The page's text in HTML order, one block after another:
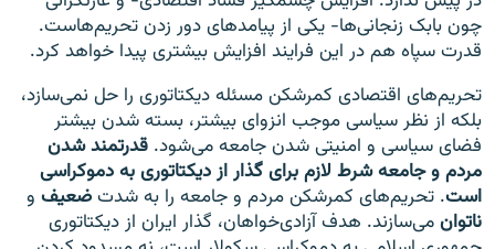
چون بابک زنجانی‌ها- یکی از پیامدهای دور زدن تحریم‌هاست.
قدرت سپاه هم در این فرایند افزایش بیشتری پیدا خواهد کرد.
تحریم‌های اقتصادی کمرشکن مسئله دیکتاتوری را حل نمی‌سازد،
بلکه از نظر سیاسی موجب انزوای بیشتر، بسته شدن بیشتر
فضای سیاسی و امنیتی شدن جامعه می‌شود. قدرتمند شدن
مردم و جامعه شرط لازم برای گذار از دیکتاتوری به دموکراسی
است. تحریم‌های کمرشکن مردم و جامعه را به شدتضعیف و
ناتوانمی‌سازند. هدف آزادی‌خواهان، گذار ایران از دیکتاتوری